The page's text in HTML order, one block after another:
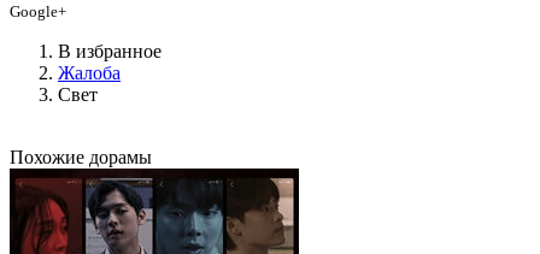
Google+
В избранное
Жалоба
Свет
Похожие дорамы